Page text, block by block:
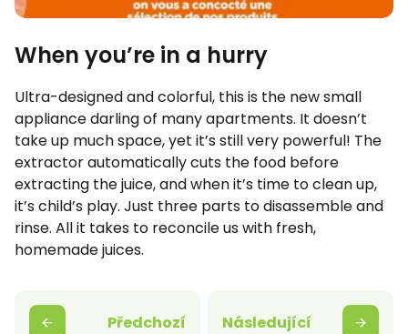
When you’re in a hurry
Ultra-designed and colorful, this is the new small
appliance darling of many apartments. It doesn’t
take up much space, yet it’s still very powerful! The
extractor automatically cuts the food before
extracting the juice, and when it’s time to clean up,
it’s child’s play. Just three parts to disassemble and
rinse. All it takes to reconcile us with fresh,
homemade juices.
Předchozí Následující